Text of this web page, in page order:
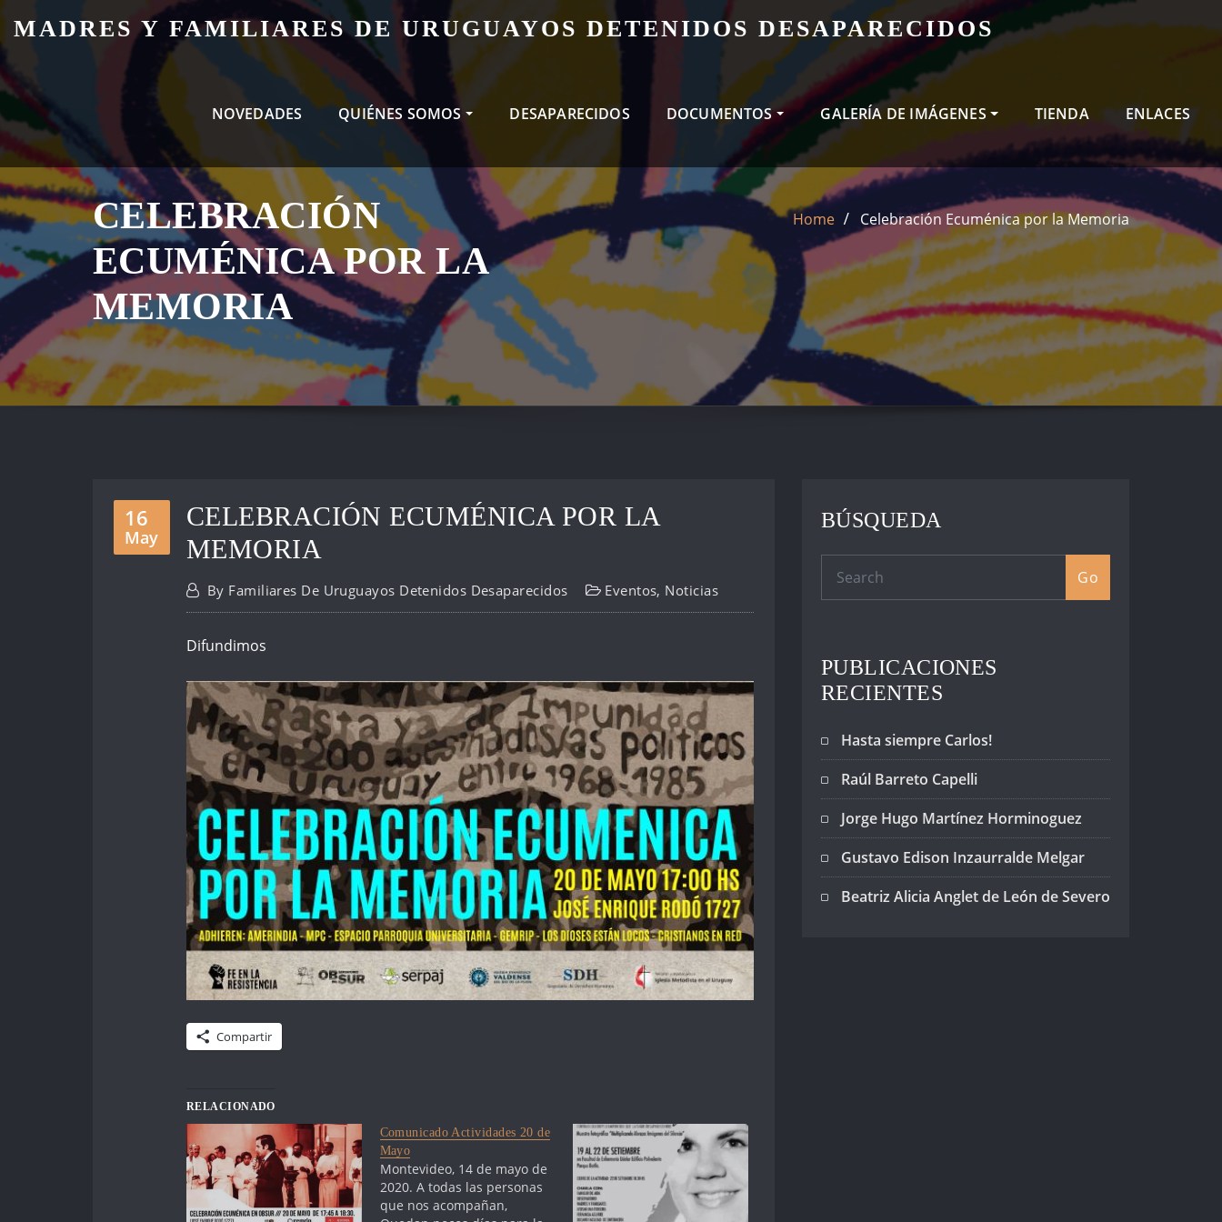
Skip
MADRES Y FAMILIARES DE URUGUAYOS DETENIDOS DESAPARECIDOS
NOVEDADES QUIÉNES SOMOS DESAPARECIDOS DOCUMENTOS GALERÍA DE IMÁGENES TIENDA ENLACES
CELEBRACIÓN
ECUMÉNICA POR LA
MEMORIA
Home Celebración Ecuménica por la Memoria
16
May
CELEBRACIÓN ECUMÉNICA POR LA
MEMORIA
By Familiares De Uruguayos Detenidos Desaparecidos Eventos, Noticias
Difundimos
Compartir
RELACIONADO
Comunicado Actividades 20 de
Mayo
Montevideo, 14 de mayo de
2020. A todas las personas
que nos acompañan,
BÚSQUEDA
Go
PUBLICACIONES
RECIENTES
Hasta siempre Carlos!
Raúl Barreto Capelli
Jorge Hugo Martínez Horminoguez
Gustavo Edison Inzaurralde Melgar
Beatriz Alicia Anglet de León de Severo